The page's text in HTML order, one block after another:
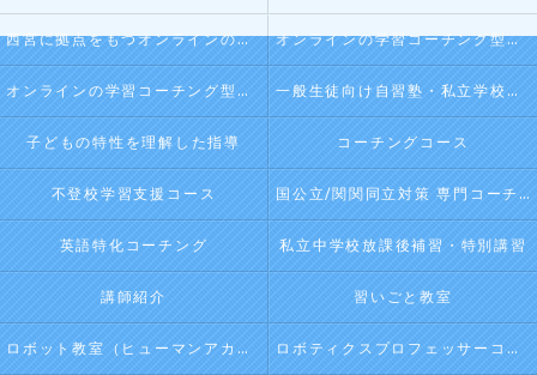
西宮に拠点をもつオンラインの学習コーチング型・映像授業型の塾･自習塾WillBeの口コミ情報 オンラインの学習コーチング型・映像授業型の塾･自習塾WillBeの評判
オンラインの学習コーチング型・映像授業型の塾･自習塾WillBeのお客様の声 一般生徒向け自習塾・私立学校向け放課後学習
子どもの特性を理解した指導 コーチングコース
不登校学習支援コース 国公立/関関同立対策 専門コーチング
英語特化コーチング 私立中学校放課後補習・特別講習
講師紹介 習いごと教室
ロボット教室（ヒューマンアカデミージュニアプログラム） ロボティクスプロフェッサーコース（ヒューマンアカデミージュニアプログラム）